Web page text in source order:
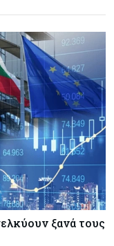
08-08-2026
ημέρα για ένα
τον κίνδυνο
08-08-2026
ευρωπαϊκές
ξανά τους